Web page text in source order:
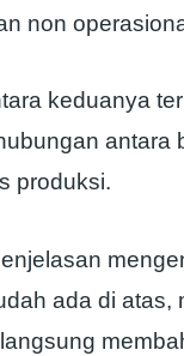
non
keduanya
antara
produksi.
ada di atas,